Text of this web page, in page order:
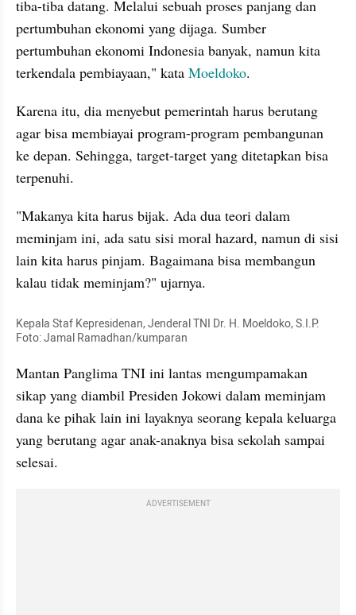
tiba-tiba datang. Melalui sebuah proses panjang dan
pertumbuhan ekonomi Indonesia banyak, namun kita
terkendala pembiayaan," kata Moeldoko.
Karena itu, dia menyebut pemerintah harus berutang
agar bisa membiayai program-program pembangunan
ke depan. Sehingga, target-target yang ditetapkan bisa
terpenuhi.
"Makanya kita harus bijak. Ada dua teori dalam
meminjam ini, ada satu sisi moral hazard, namun di sisi
lain kita harus pinjam. Bagaimana bisa membangun
kalau tidak meminjam?" ujarnya.
Kepala Staf Kepresidenan, Jenderal TNI Dr. H. Moeldoko, S.I.P.
Foto: Jamal Ramadhan/kumparan
Mantan Panglima TNI ini lantas mengumpamakan
sikap yang diambil Presiden Jokowi dalam meminjam
dana ke pihak lain ini layaknya seorang kepala keluarga
yang berutang agar anak-anaknya bisa sekolah sampai
selesai.
ADVERTISEMENT